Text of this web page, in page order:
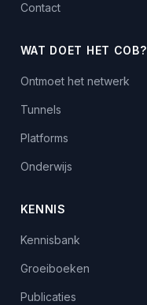
Contact
WAT DOET HET COB?
Ontmoet het netwerk
Tunnels
Platforms
Onderwijs
KENNIS
Kennisbank
Groeiboeken
Publicaties